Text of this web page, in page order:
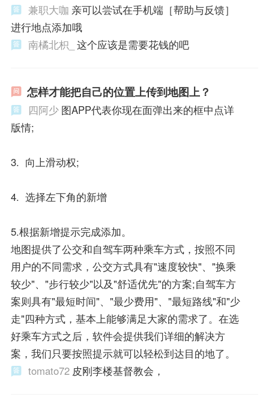
兼职大咖 亲可以尝试在手机端［帮助与反馈］
进行地点添加哦
南橘北枳_ 这个应该是需要花钱的吧
怎样才能把自己的位置上传到地图上？
四阿少 图APP代表你现在面弹出来的框中点详
版情;
3. 向上滑动权;
4. 选择左下角的新增
5.根据新增提示完成添加。
地图提供了公交和自驾车两种乘车方式，按照不同
用户的不同需求，公交方式具有"速度较快"、"换乘
较少"、"步行较少"以及"舒适优先"的方案;自驾车方
案则具有"最短时间"、"最少费用"、"最短路线"和"少
走"四种方式，基本上能够满足大家的需求了。在选
好乘车方式之后，软件会提供我们详细的解决方
案，我们只要按照提示就可以轻松到达目的地了。
tomato72 皮刚李楼基督教会，